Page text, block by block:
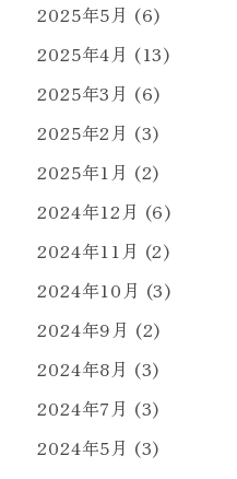
2025年5月 (6)
2025年4月 (13)
2025年3月 (6)
2025年2月 (3)
2025年1月 (2)
2024年12月 (6)
2024年11月 (2)
2024年10月 (3)
2024年9月 (2)
2024年8月 (3)
2024年7月 (3)
2024年5月 (3)